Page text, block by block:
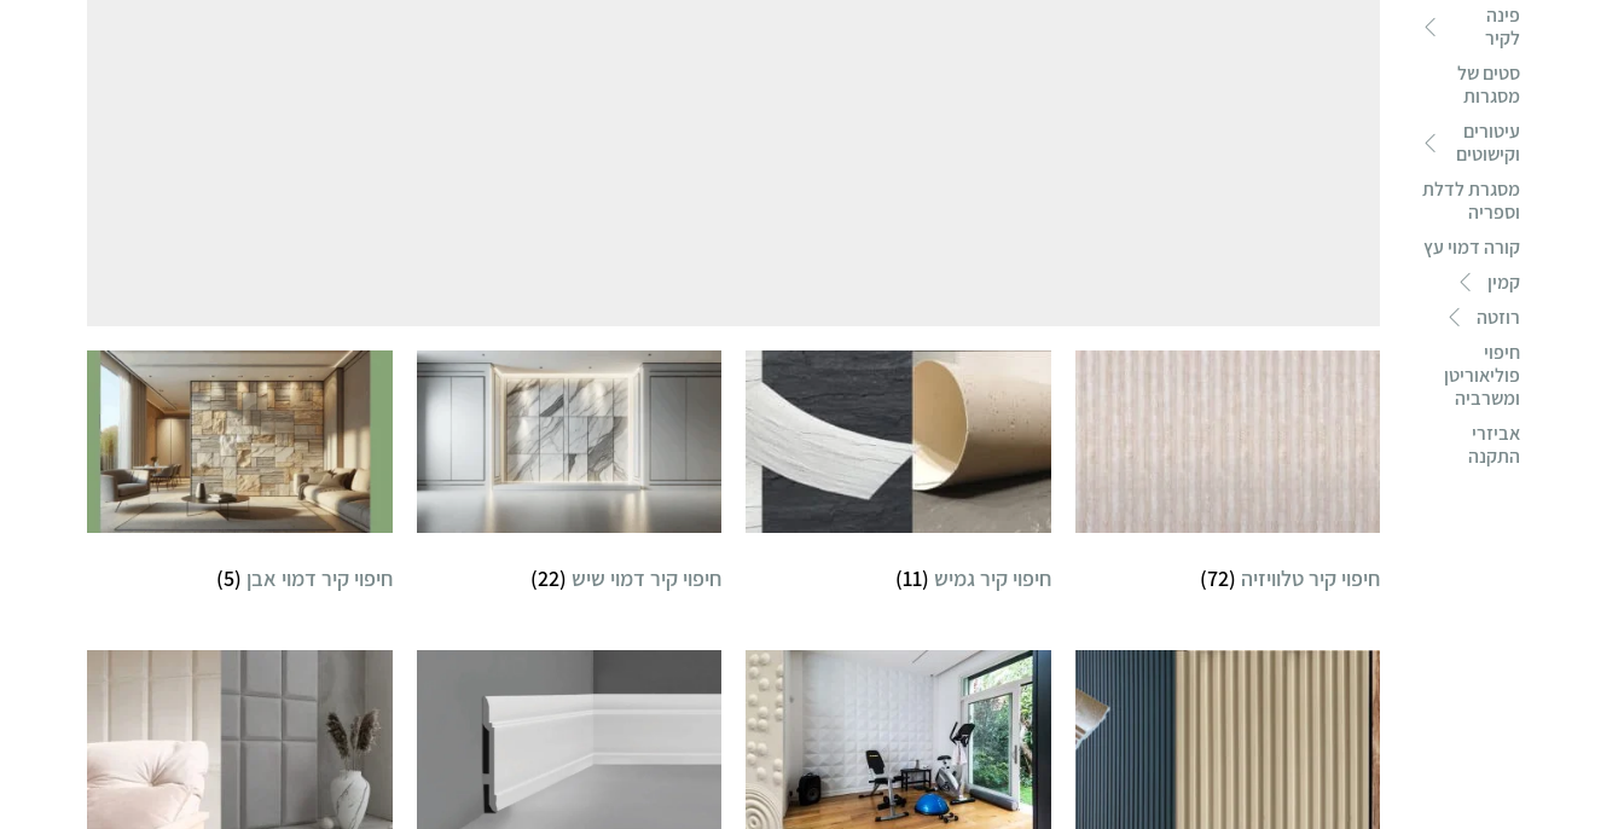
פינה
לקיר
סטים של
מסגרות
עיטורים
וקישוטים
מסגרת לדלת
וספריה
קורה דמוי עץ
קמין
רוזטה
חיפוי
פוליאוריטן
ומשרביה
אביזרי
התקנה
חיפוי קיר טלוויזיה (72) חיפוי קיר גמיש (11) חיפוי קיר דמוי שיש (22) חיפוי קיר דמוי אבן (5)